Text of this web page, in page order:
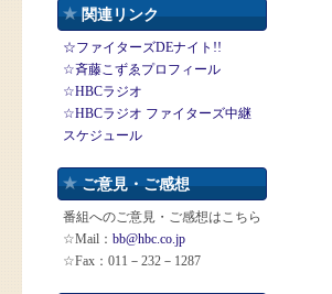
関連リンク
☆ファイターズDEナイト!!
☆斉藤こずゑプロフィール
☆HBCラジオ
☆HBCラジオ ファイターズ中継
スケジュール
ご意見・ご感想
番組へのご意見・ご感想はこちら
☆Mail： bb@hbc.co.jp
☆Fax：011－232－1287